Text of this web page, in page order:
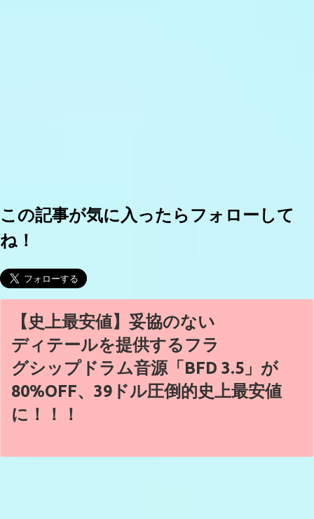
この記事が気に入ったらフォローして
ね！
【史上最安値】妥協のない
ディテールを提供するフラ
グシップドラム音源「BFD 3.5」が
80%OFF、39ドル圧倒的史上最安値
に！！！